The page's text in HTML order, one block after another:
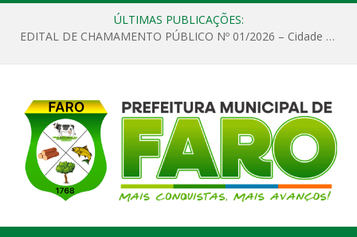
ÚLTIMAS PUBLICAÇÕES:
EDITAL DE CHAMAMENTO PÚBLICO Nº 01/2026 – Cidade de Faro